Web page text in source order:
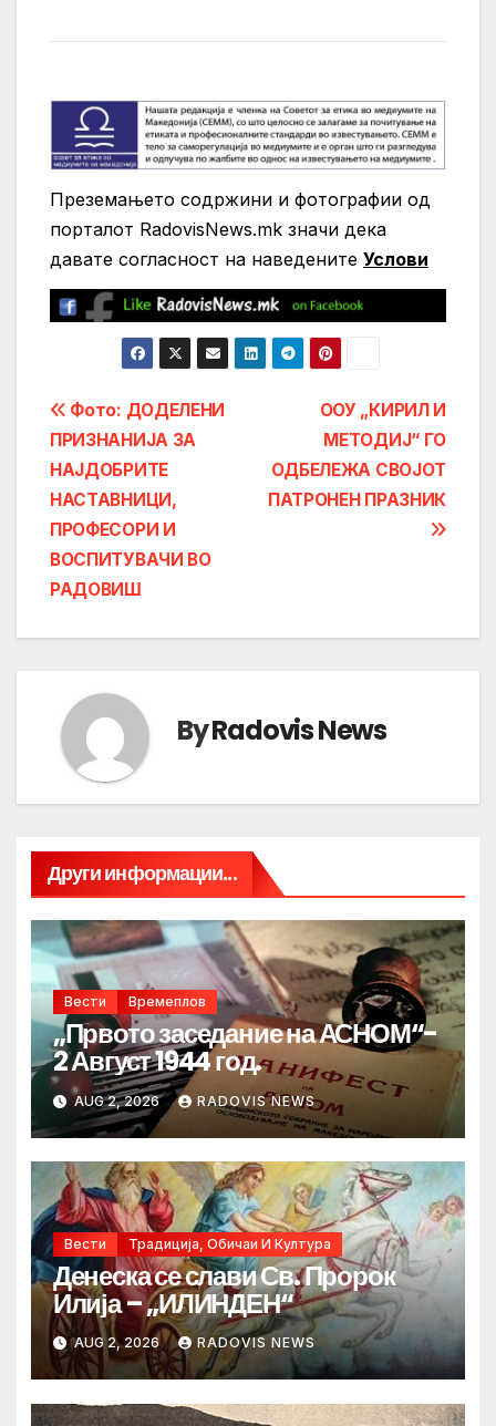
Преземањето содржини и фотографии од
порталот RadovisNews.mk значи дека
давате согласност на нaведените Услови
Post
navigation
ООУ „КИРИЛ И
МЕТОДИЈ“ ГО
ОДБЕЛЕЖА СВОЈОТ
ПАТРОНЕН ПРАЗНИК
Фото: ДОДЕЛЕНИ
ПРИЗНАНИЈА ЗА
НАЈДОБРИТЕ
НАСТАВНИЦИ,
ПРОФЕСОРИ И
ВОСПИТУВАЧИ ВО
РАДОВИШ
ByRadovis News
Други информации...
Вести Времеплов
„Првото заседание на АСНОМ“-
2 Август 1944 год.
AUG 2, 2026 RADOVIS NEWS
Вести Традиција, Обичаи И Култура
Денеска се слави Св. Пророк
Илија – „ИЛИНДЕН“
AUG 2, 2026 RADOVIS NEWS